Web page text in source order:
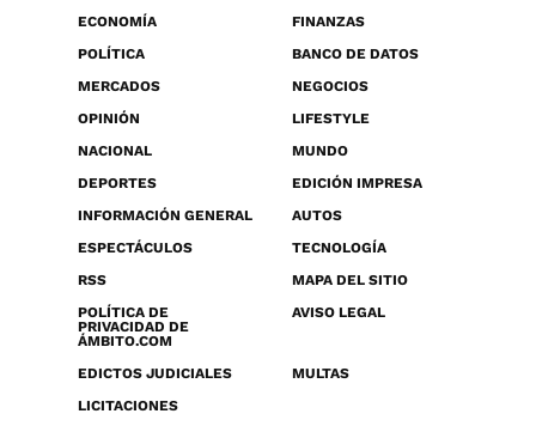
ECONOMÍA
FINANZAS
POLÍTICA
BANCO DE DATOS
MERCADOS
NEGOCIOS
OPINIÓN
LIFESTYLE
NACIONAL
MUNDO
DEPORTES
EDICIÓN IMPRESA
INFORMACIÓN GENERAL
AUTOS
ESPECTÁCULOS
TECNOLOGÍA
RSS
MAPA DEL SITIO
POLÍTICA DE
PRIVACIDAD DE
ÁMBITO.COM
AVISO LEGAL
EDICTOS JUDICIALES
MULTAS
LICITACIONES